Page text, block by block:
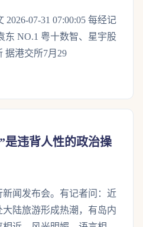
07-31 07:00:05 每经记
东 NO.1 粤十数智、星宇股
据港交所7月29
是违背人性的政治操
新闻发布会。有记者问：近
陆旅游形成热潮，有岛内